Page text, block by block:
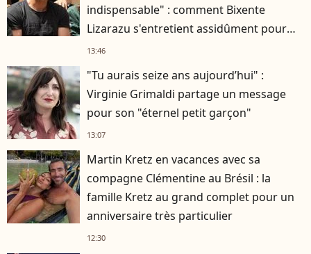
indispensable" : comment Bixente
Lizarazu s'entretient assidûment pour
rester musclé à 56 ans ?
13:46
"Tu aurais seize ans aujourd’hui" :
Virginie Grimaldi partage un message
pour son "éternel petit garçon"
13:07
Martin Kretz en vacances avec sa
compagne Clémentine au Brésil : la
famille Kretz au grand complet pour un
anniversaire très particulier
12:30